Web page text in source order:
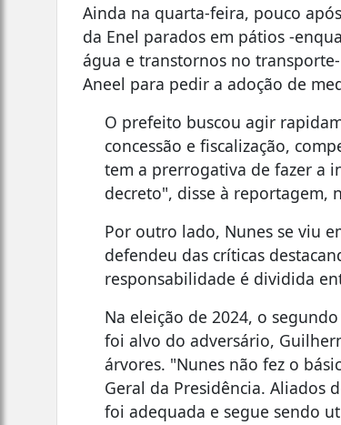
Ainda na quarta-feira, pouco
da Enel parados em pátios -
água e transtornos no
Aneel para pedir a adoção de
O prefeito buscou agir
concessão e fiscalização,
tem a prerrogativa de fazer a
decreto", disse à reportagem,
Por outro lado, Nunes se viu
defendeu das críticas
responsabilidade é dividida
Na eleição de 2024, o
foi alvo do adversário,
árvores. "Nunes não fez o
Geral da Presidência. Aliados
foi adequada e segue sendo